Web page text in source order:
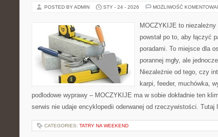
POSTED BY ADMIN STY - 24 - 2026 MOŻLIWOŚĆ
MOCZYKIJE to
powstał po to, aby łączyć
poradami. To miejsce dla
porannej mgły, ale
Niezależnie od tego, czy
karpi, feeder, muchówka,
podlodowe wyprawy – MOCZYKIJE ma w sobie dokładnie ten
serwis nie udaje encyklopedii oderwanej od rzeczywistości.
CATEGORIES: TATRY NA WEEKEND